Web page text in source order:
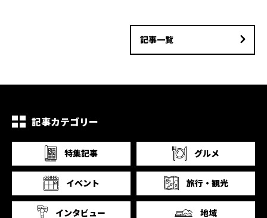
記事一覧
記事カテゴリー
特集記事 グルメ
イベント 旅行・観光
インタビュー 地域